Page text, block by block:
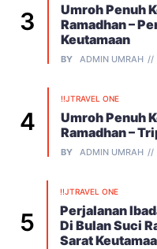
Umroh Penuh
Ramadhan –
Keutamaan
BY ADMIN UMRAH
!!JTRAVEL ONE
Umroh Penuh
Ramadhan –
BY ADMIN UMRAH
!!JTRAVEL ONE
Perjalanan
Di Bulan Suci
Sarat